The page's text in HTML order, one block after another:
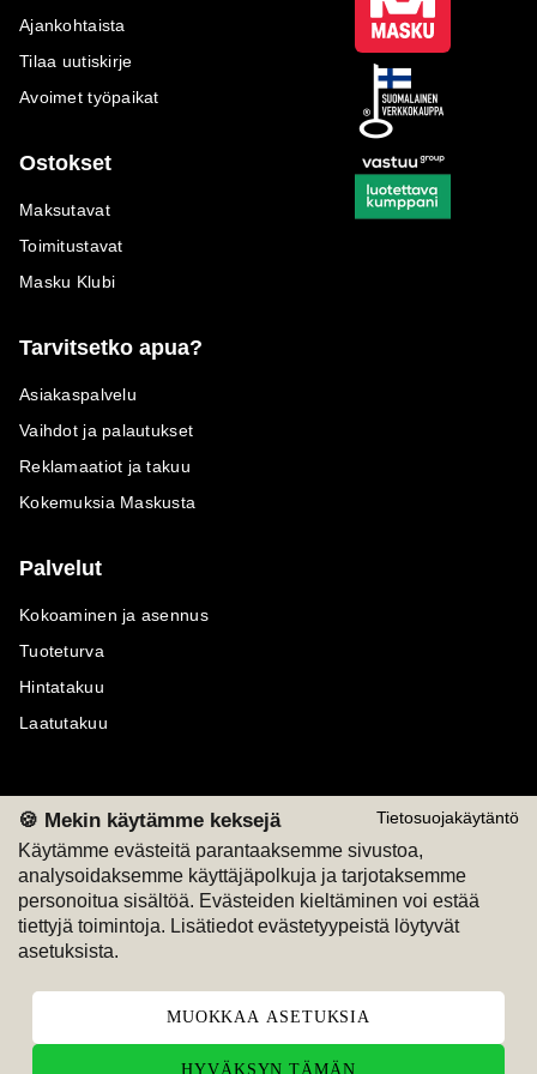
Tietosuojakäytäntö
🍪 Mekin käytämme keksejä
Käytämme evästeitä parantaaksemme sivustoa,
analysoidaksemme käyttäjäpolkuja ja tarjotaksemme
personoitua sisältöä. Evästeiden kieltäminen voi estää
tiettyjä toimintoja. Lisätiedot evästetyypeistä löytyvät
asetuksista.
MUOKKAA ASETUKSIA
HYVÄKSYN TÄMÄN
Ajankohtaista
Tilaa uutiskirje
Avoimet työpaikat
Ostokset
Maksutavat
Toimitustavat
Masku Klubi
Tarvitsetko apua?
Asiakaspalvelu
Vaihdot ja palautukset
Reklamaatiot ja takuu
Kokemuksia Maskusta
Palvelut
Kokoaminen ja asennus
Tuoteturva
Hintatakuu
Laatutakuu
Maksutavat
MASKU
ili
MASKU
La ku
Seuraa meitä